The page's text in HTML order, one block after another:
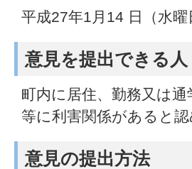
平成27年1月14 日（水
意見を提出できる人
町内に居住、勤務又は
等に利害関係があると
意見の提出方法